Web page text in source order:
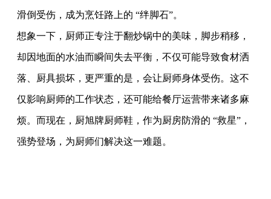
滑倒受伤，成为烹饪路上的 “绊脚石”。
想象一下，厨师正专注于翻炒锅中的美味，脚步稍移，
却因地面的水油而瞬间失去平衡，不仅可能导致食材洒
落、厨具损坏，更严重的是，会让厨师身体受伤。这不
仅影响厨师的工作状态，还可能给餐厅运营带来诸多麻
烦。而现在，厨旭牌厨师鞋，作为厨房防滑的 “救星”，
强势登场，为厨师们解决这一难题。